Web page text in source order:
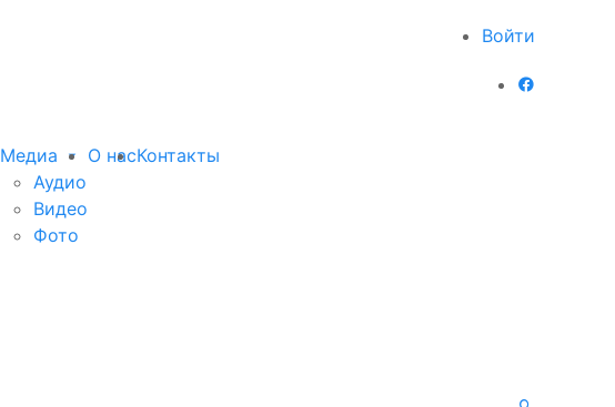
Войти
Медиа
Аудио
Видео
Фото
О насКонтакты